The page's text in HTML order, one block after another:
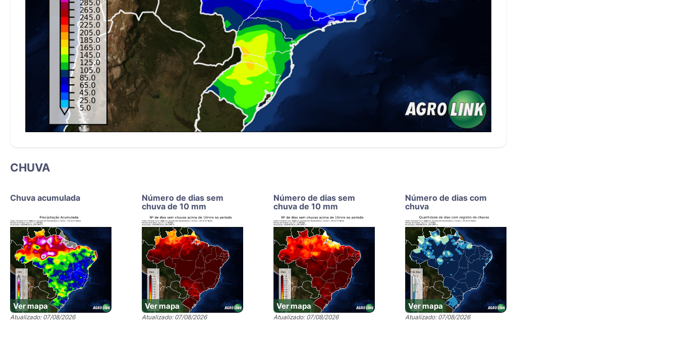
CHUVA
Chuva acumulada
Ver mapa
Atualizado: 07/08/2026
Número de dias sem
chuva de 10 mm
Ver mapa
Atualizado: 07/08/2026
Número de dias sem
chuva de 10 mm
Ver mapa
Atualizado: 07/08/2026
Número de dias com
chuva
Ver mapa
Atualizado: 07/08/2026